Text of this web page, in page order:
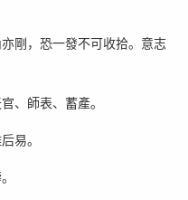
剛，恐一發不可收拾。意志
、師表、蓄產。
易。